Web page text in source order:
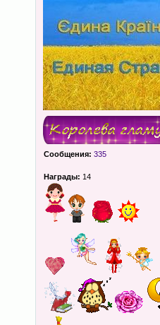
Сообщения: 335
Награды: 14